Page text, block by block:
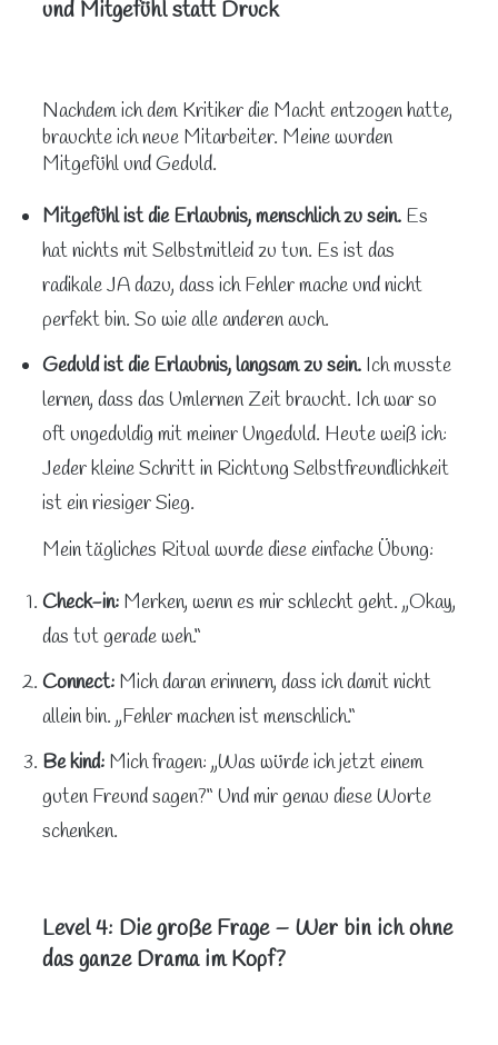
und Mitgefühl statt Druck
Nachdem ich dem Kritiker die Macht entzogen hatte,
brauchte ich neue Mitarbeiter. Meine wurden
Mitgefühl und Geduld.
Mitgefühl ist die Erlaubnis, menschlich zu sein. Es
hat nichts mit Selbstmitleid zu tun. Es ist das
radikale JA dazu, dass ich Fehler mache und nicht
perfekt bin. So wie alle anderen auch.
Geduld ist die Erlaubnis, langsam zu sein. Ich musste
lernen, dass das Umlernen Zeit braucht. Ich war so
oft ungeduldig mit meiner Ungeduld. Heute weiß ich:
Jeder kleine Schritt in Richtung Selbstfreundlichkeit
ist ein riesiger Sieg.
Mein tägliches Ritual wurde diese einfache Übung:
Check-in: Merken, wenn es mir schlecht geht. „Okay,
das tut gerade weh.“
Connect: Mich daran erinnern, dass ich damit nicht
allein bin. „Fehler machen ist menschlich.“
Be kind: Mich fragen: „Was würde ich jetzt einem
guten Freund sagen?“ Und mir genau diese Worte
schenken.
Level 4: Die große Frage – Wer bin ich ohne
das ganze Drama im Kopf?